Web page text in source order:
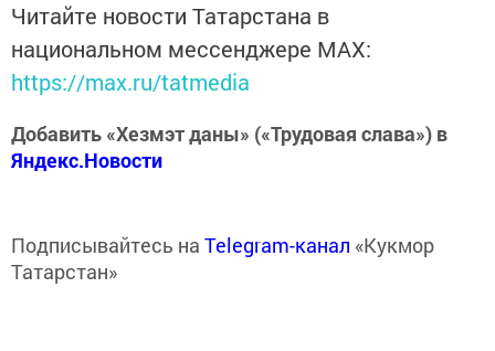
Читайте новости Татарстана в
национальном мессенджере MАХ:
https://max.ru/tatmedia
Добавить «Хезмэт даны» («Трудовая слава») в
Яндекс.Новости
Подписывайтесь на Telegram-канал «Кукмор
Татарстан»